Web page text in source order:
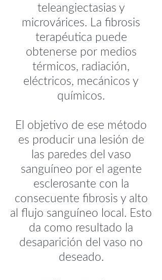
teleangiectasias y
microvárices. La fibrosis
terapéutica puede
obtenerse por medios
térmicos, radiación,
eléctricos, mecánicos y
químicos.
El objetivo de ese método
es producir una lesión de
las paredes del vaso
sanguíneo por el agente
esclerosante con la
consecuente fibrosis y alto
al flujo sanguíneo local. Esto
da como resultado la
desaparición del vaso no
deseado.